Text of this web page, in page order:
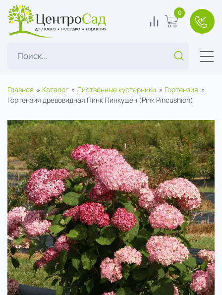
ЦентроСад
Поиск...
0 В корзину
0
Главная Каталог Лиственные кустарники
Гортензия
Гортензия древовидная Пинк Пинкушен (Pink Pincushion)